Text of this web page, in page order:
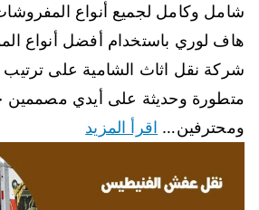
شامل وكامل لجميع أنواع
هاف لوري باستخدام أفضل أنواع
شركة نقل اثاث الشامية على
متطورة وحديثة على أيدي مصممين
ومحترفين… اقرأ المزيد